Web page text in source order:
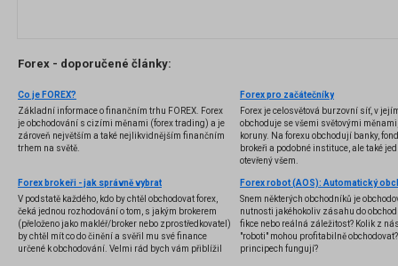
Forex - doporučené články:
Co je FOREX?
Základní informace o finančním trhu FOREX. Forex
je obchodování s cizími měnami (forex trading) a je
zároveň největším a také nejlikvidnějším finančním
trhem na světě.
Forex pro začátečníky
Forex je celosvětová burzovní síť, v
obchoduje se všemi světovými
koruny. Na forexu obchodují banky,
brokeři a podobné instituce, ale také
otevřený všem.
Forex brokeři - jak správně vybrat
V podstatě každého, kdo by chtěl obchodovat forex,
čeká jednou rozhodování o tom, s jakým brokerem
(přeloženo jako makléř/broker nebo zprostředkovatel)
by chtěl mít co do činění a svěřil mu své finance
určené k obchodování. Velmi rád bych vám přiblížil
Snem některých obchodníků je
nutnosti jakéhokoliv zásahu do
fikce nebo reálná záležitost? Kolik z
"roboti" mohou profitabilně
principech fungují?